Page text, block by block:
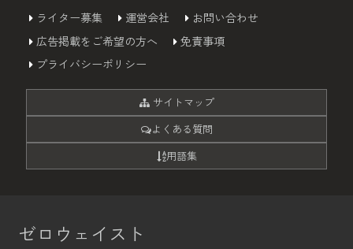
ライター募集 運営会社
お問い合わせ
広告掲載をご希望の方へ
免責事項
プライバシーポリシー
サイトマップ
よくある質問
用語集
ゼロウェイスト